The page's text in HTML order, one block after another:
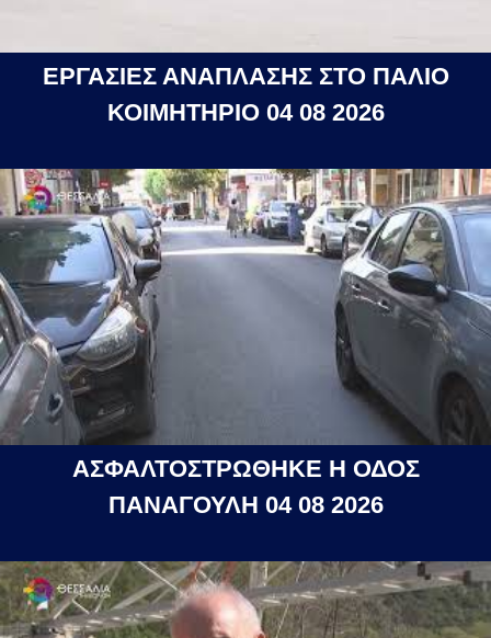
ΕΡΓΑΣΙΕΣ ΑΝΑΠΛΑΣΗΣ ΣΤΟ ΠΑΛΙΟ
ΚΟΙΜΗΤΗΡΙΟ 04 08 2026
ΑΣΦΑΛΤΟΣΤΡΩΘΗΚΕ Η ΟΔΟΣ
ΠΑΝΑΓΟΥΛΗ 04 08 2026